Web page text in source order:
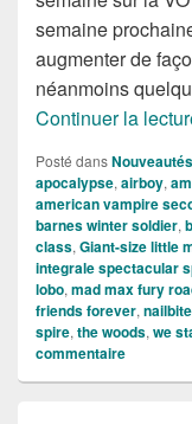
semaine
augmenter de
néanmoins
Continuer la
Posté dans
apocalypse, airboy,
american vampire
barnes winter soldier,
class, Giant-size little
integrale spectacular
lobo, mad max fury
friends forever,
spire, the woods, we
commentaire